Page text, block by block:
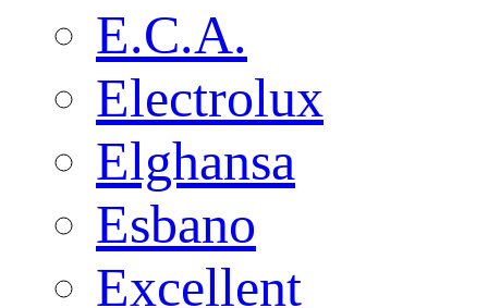
E.C.A.
Electrolux
Elghansa
Esbano
Excellent